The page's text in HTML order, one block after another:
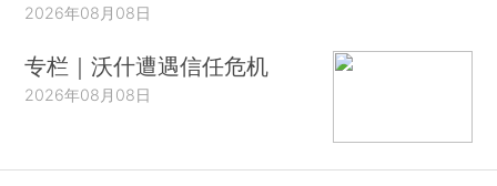
2026年08月08日
专栏｜沃什遭遇信任危机
2026年08月08日